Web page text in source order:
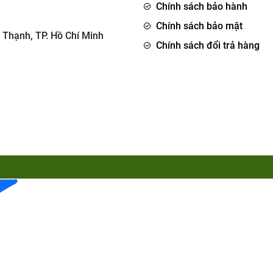
TP. Hồ Chí Minh
Chính sách bảo hành
Chính sách bảo mật
Chính sách đổi trả hàng